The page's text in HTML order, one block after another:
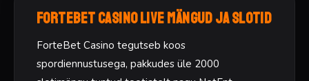
ForteBet Casino Live mängud ja slotid
ForteBet Casino tegutseb koos
spordiennustusega, pakkudes üle 2000